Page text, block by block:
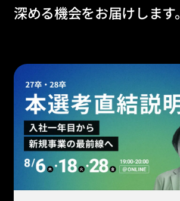
深める機会をお届けします。